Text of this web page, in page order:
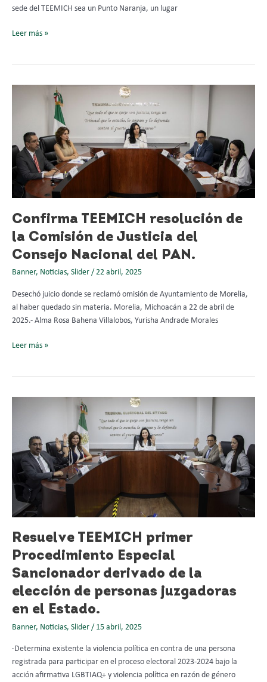
sede del TEEMICH sea un Punto Naranja, un lugar
Leer más »
Confirma TEEMICH resolución de
la Comisión de Justicia del
Consejo Nacional del PAN.
Banner, Noticias, Slider / 22 abril, 2025
Desechó juicio donde se reclamó omisión de Ayuntamiento de Morelia,
al haber quedado sin materia. Morelia, Michoacán a 22 de abril de
2025.- Alma Rosa Bahena Villalobos, Yurisha Andrade Morales
Comisión
de
Justicia
Nacional
del
PAN.
Leer más »
Resuelve TEEMICH primer
Procedimiento Especial
Sancionador derivado de la
elección de personas juzgadoras
en el Estado.
Banner, Noticias, Slider / 15 abril, 2025
·Determina existente la violencia política en contra de una persona
registrada para participar en el proceso electoral 2023-2024 bajo la
acción afirmativa LGBTIAQ+ y violencia política en razón de género
Procedimiento
Especial
Sancionador
derivado
de
de
juzgadoras
en